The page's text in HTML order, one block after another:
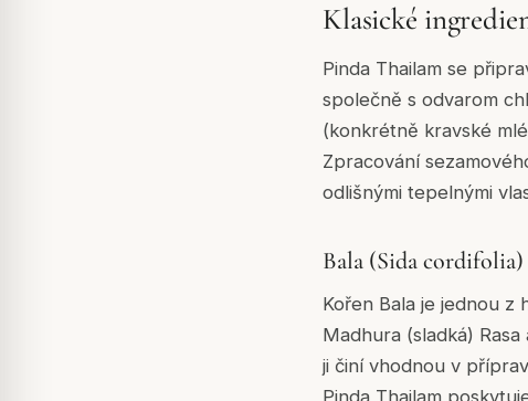
Klasické
Pinda Thailam se
společně s odvarom
(konkrétně kravské
Zpracování
odlišnými tepelnými
Bala (Sida cordifolia)
Kořen Bala je jednou z
Madhura (sladká)
ji činí vhodnou v
Pinda Thailam